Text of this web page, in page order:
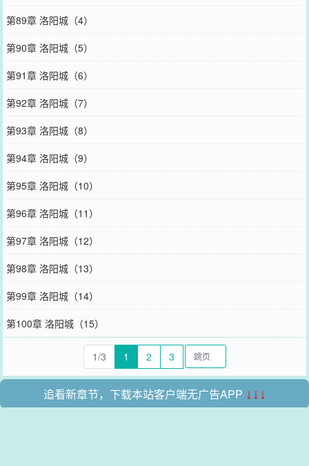
第89章 洛阳城（4）
第90章 洛阳城（5）
第91章 洛阳城（6）
第92章 洛阳城（7）
第93章 洛阳城（8）
第94章 洛阳城（9）
第95章 洛阳城（10）
第96章 洛阳城（11）
第97章 洛阳城（12）
第98章 洛阳城（13）
第99章 洛阳城（14）
第100章 洛阳城（15）
1/3 1 2 3
追看新章节，下载本站客户端无广告APP ↓↓↓